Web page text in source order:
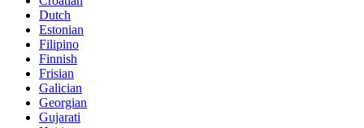
Dutch
Estonian
Filipino
Finnish
Frisian
Galician
Georgian
Gujarati